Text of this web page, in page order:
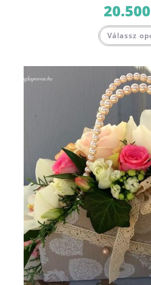
20.500
Válassz